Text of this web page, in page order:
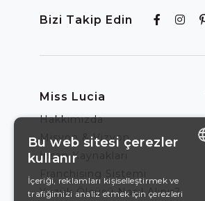
Bizi Takip Edin
Miss Lucia
Hakkımızda
Misyon & Vizyon
İnsan Kaynakları
Yüzük Ölçüsü Nasıl Alınır?
DE
Bu web sitesi çerezler
kullanır
İçeriği, reklamları kişiselleştirmek ve
trafiğimizi analiz etmek için çerezleri